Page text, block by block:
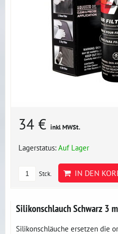
34 € inkl MWSt.
Lagerstatus: Auf Lager
Stck. IN DEN
Silikonschlauch Schwarz 3
Silikonschläuche ersetzen die